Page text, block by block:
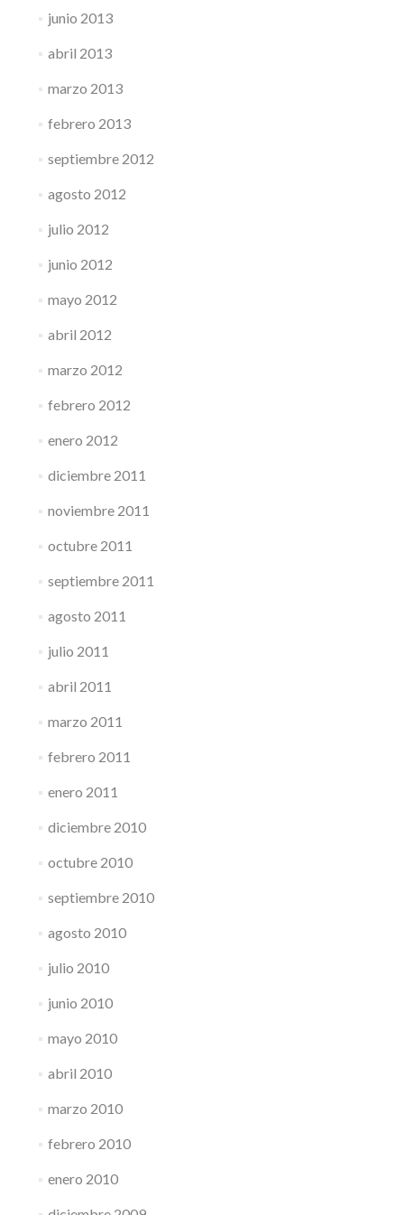
junio 2013
abril 2013
marzo 2013
febrero 2013
septiembre 2012
agosto 2012
julio 2012
junio 2012
mayo 2012
abril 2012
marzo 2012
febrero 2012
enero 2012
diciembre 2011
noviembre 2011
octubre 2011
septiembre 2011
agosto 2011
julio 2011
abril 2011
marzo 2011
febrero 2011
enero 2011
diciembre 2010
octubre 2010
septiembre 2010
agosto 2010
julio 2010
junio 2010
mayo 2010
abril 2010
marzo 2010
febrero 2010
enero 2010